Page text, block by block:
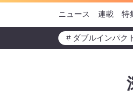
ニュース 連載 特
# ダブルインパク